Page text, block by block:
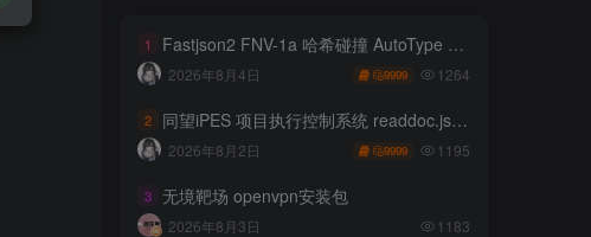
1 Fastjson2 FNV-1a 哈希碰撞 AutoType 绕过远程代码执行
2026年8月4日 9999 1264
2 同望iPES 项目执行控制系统 readdoc.jsp存在任意文件读取
2026年8月2日 9999 1195
3 无境靶场 openvpn安装包
2026年8月3日 1183